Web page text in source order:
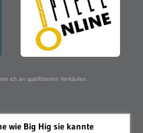
ich an qualifizierten Verkäufen.
wie Big Hig sie kannte